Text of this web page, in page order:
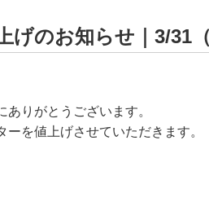
げのお知らせ｜3/31
りがとうございます。
を値上げさせていただきます。